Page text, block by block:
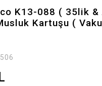
K13-088 ( 35lik &
Kartuşu (